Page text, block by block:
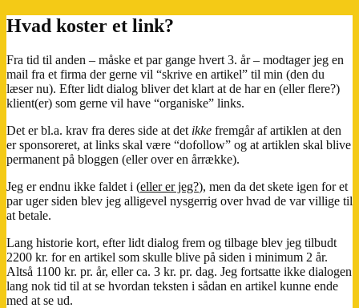
Hvad koster et link?
Fra tid til anden – måske et par gange hvert 3. år – modtager jeg en
mail fra et firma der gerne vil “skrive en artikel” til min (den du
læser nu). Efter lidt dialog bliver det klart at de har en (eller flere?)
klient(er) som gerne vil have “organiske” links.
Det er bl.a. krav fra deres side at det ikke fremgår af artiklen at den
er sponsoreret, at links skal være “dofollow” og at artiklen skal blive
permanent på bloggen (eller over en årrække).
Jeg er endnu ikke faldet i (eller er jeg?), men da det skete igen for et
par uger siden blev jeg alligevel nysgerrig over hvad de var villige til
at betale.
Lang historie kort, efter lidt dialog frem og tilbage blev jeg tilbudt
2200 kr. for en artikel som skulle blive på siden i minimum 2 år.
Altså 1100 kr. pr. år, eller ca. 3 kr. pr. dag. Jeg fortsatte ikke dialogen
lang nok tid til at se hvordan teksten i sådan en artikel kunne ende
med at se ud.